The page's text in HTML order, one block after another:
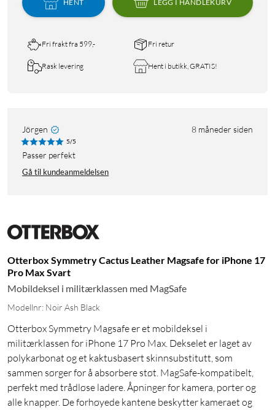
HENT LEGG I HANDLEKURV
Fri frakt fra 599,- Fri retur
Rask levering Hent i butikk, GRATIS!
Jörgen 8 måneder siden
5/5
Passer perfekt
Gå til kundeanmeldelsen
Otterbox Symmetry Cactus Leather Magsafe for iPhone 17
Pro Max Svart
Mobildeksel i militærklassen med MagSafe
Modellnr: Noir Ash Black
Otterbox Symmetry Magsafe er et mobildeksel i
militærklassen for iPhone 17 Pro Max. Dekselet er laget av
polykarbonat og et kaktusbasert skinnsubstitutt, som
sammen sørger for å absorbere støt. MagSafe-kompatibelt,
perfekt med trådløse ladere. Åpninger for kamera, porter og
alle knapper. De forhøyede kantene beskytter kameraet og